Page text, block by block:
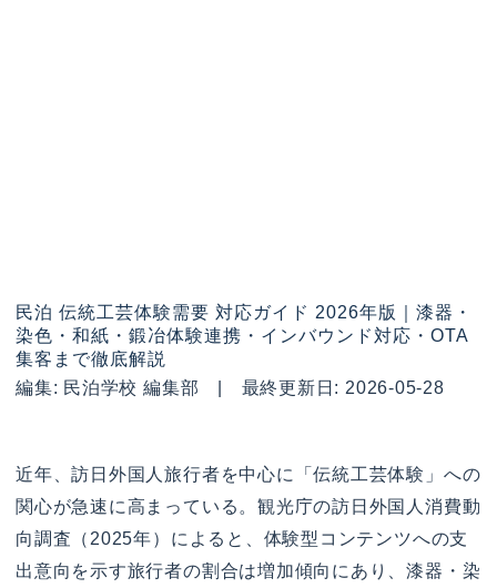
民泊 伝統工芸体験需要 対応ガイド 2026年版｜漆器・
染色・和紙・鍛冶体験連携・インバウンド対応・OTA
集客まで徹底解説
編集: 民泊学校 編集部 | 最終更新日: 2026-05-28
近年、訪日外国人旅行者を中心に「伝統工芸体験」への
関心が急速に高まっている。観光庁の訪日外国人消費動
向調査（2025年）によると、体験型コンテンツへの支
出意向を示す旅行者の割合は増加傾向にあり、漆器・染